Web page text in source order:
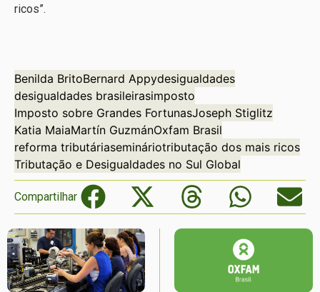
ricos”.
Benilda BritoBernard Appydesigualdades
desigualdades brasileirasimposto
Imposto sobre Grandes FortunasJoseph Stiglitz
Katia MaiaMartín GuzmánOxfam Brasil
reforma tributáriasemináriotributação dos mais ricos
Tributação e Desigualdades no Sul Global
Compartilhar